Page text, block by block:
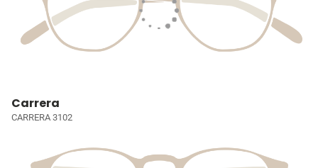
Carrera
CARRERA 3102